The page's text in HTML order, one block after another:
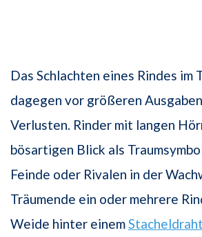
Das Schlachten eines Rindes im
dagegen vor größeren
Verlusten. Rinder mit langen
bösartigen Blick als
Feinde oder Rivalen in der
Träumende ein oder mehrere
Weide hinter einem